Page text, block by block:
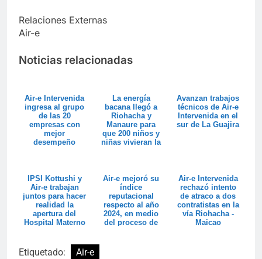
Relaciones Externas
Air-e
Noticias relacionadas
Air-e Intervenida
ingresa al grupo
de las 20
empresas con
mejor
desempeño
La energía
bacana llegó a
Riohacha y
Manaure para
que 200 niños y
niñas vivieran la
Avanzan trabajos
técnicos de Air-e
Intervenida en el
sur de La Guajira
IPSI Kottushi y
Air-e trabajan
juntos para hacer
realidad la
apertura del
Hospital Materno
Air-e mejoró su
índice
reputacional
respecto al año
2024, en medio
del proceso de
Air-e Intervenida
rechazó intento
de atraco a dos
contratistas en la
vía Riohacha -
Maicao
Etiquetado: Air-e